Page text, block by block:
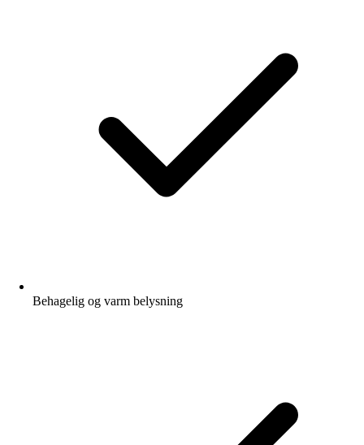
Behagelig og varm belysning